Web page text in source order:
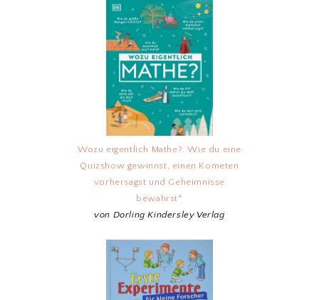
Wozu eigentlich Mathe?: Wie du eine
Quizshow gewinnst, einen Kometen
vorhersagst und Geheimnisse
bewahrst*
von Dorling Kindersley Verlag